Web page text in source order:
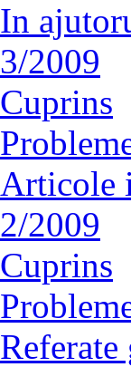
In
3/2009
Cuprins
Articole
2/2009
Cuprins
Referate